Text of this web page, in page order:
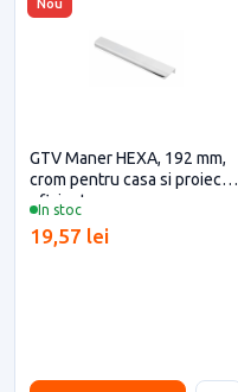
In stoc
GTV Maner HEXA, 192 mm,
crom pentru casa si proiecte
eficiente
19,57 lei